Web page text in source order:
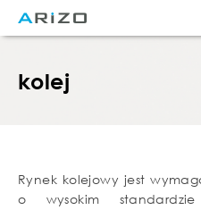
kolej
Rynek kolejowy jest
o wysokim